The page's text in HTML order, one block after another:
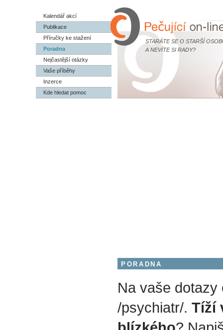
STARÁTE SE O STARŠÍ
A NEVÍTE SI RADY?
Kalendář akcí
Publikace
Příručky ke stažení
Poradna
Nejčastější otázky
Vaše příběhy
Inzerce
Kde hledat pomoc
PORADNA
Na vaše dotazy
/psychiatr/. Tíží